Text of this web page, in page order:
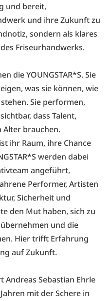
und bereit,
und ihre Zukunft zu
sondern als klares
Friseurhandwerks.
die YOUNGSTAR*S. Sie
was sie können, wie
Sie performen,
dass Talent,
Alter brauchen.
ist ihr Raum, ihre Chance
werden dabei
angeführt,
Performer, Artisten
Sicherheit und
den Mut haben, sich zu
und die
Hier trifft Erfahrung
auf Zukunft.
Sebastian Ehrle
Jahren mit der Schere in